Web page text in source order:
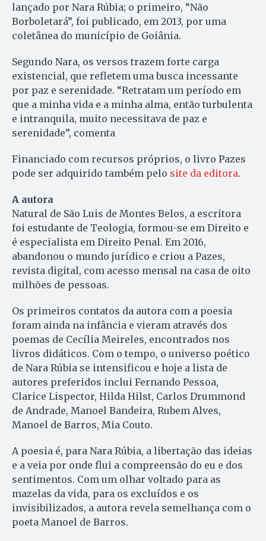
lançado por Nara Rúbia; o primeiro, “Não
Borboletará”, foi publicado, em 2013, por uma
coletânea do município de Goiânia.
Segundo Nara, os versos trazem forte carga
existencial, que refletem uma busca incessante
por paz e serenidade. “Retratam um período em
que a minha vida e a minha alma, então turbulenta
e intranquila, muito necessitava de paz e
serenidade”, comenta
Financiado com recursos próprios, o livro Pazes
pode ser adquirido também pelo site da editora.
A autora
Natural de São Luis de Montes Belos, a escritora
foi estudante de Teologia, formou-se em Direito e
é especialista em Direito Penal. Em 2016,
abandonou o mundo jurídico e criou a Pazes,
revista digital, com acesso mensal na casa de oito
milhões de pessoas.
Os primeiros contatos da autora com a poesia
foram ainda na infância e vieram através dos
poemas de Cecília Meireles, encontrados nos
livros didáticos. Com o tempo, o universo poético
de Nara Rúbia se intensificou e hoje a lista de
autores preferidos inclui Fernando Pessoa,
Clarice Lispector, Hilda Hilst, Carlos Drummond
de Andrade, Manoel Bandeira, Rubem Alves,
Manoel de Barros, Mia Couto.
A poesia é, para Nara Rúbia, a libertação das ideias
e a veia por onde flui a compreensão do eu e dos
sentimentos. Com um olhar voltado para as
mazelas da vida, para os excluídos e os
invisibilizados, a autora revela semelhança com o
poeta Manoel de Barros.